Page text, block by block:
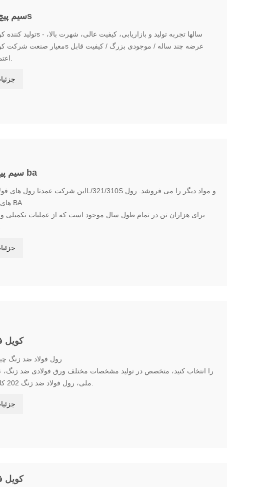
سیم پیچ فولادی 310/310s
اعتماد / مدیریت یکپارچگی.
سیم پیچ فولادی ضد زنگ ba
های فولادی ضد زنگ سطح BA
برای هزاران تن در تمام طول سال موجود است که از عملیات
کویل
202 رول فولاد ضد زنگ
را انتخاب کنید، متخصص در تولید مشخصات مختلف ورق فولادی ضد
کویل